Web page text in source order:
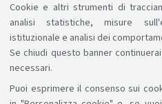
Cookie e altri strumenti di
analisi statistiche, misure
istituzionale e analisi dei
Se chiudi questo banner
necessari.
Puoi esprimere il consenso sui
Sosteniamo il